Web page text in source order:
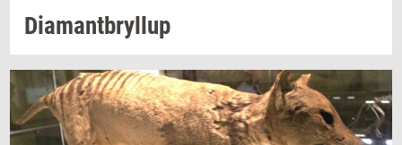
Di­a­mant­bryl­lup